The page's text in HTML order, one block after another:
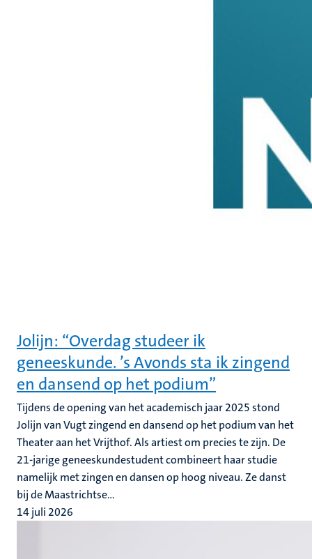
Jolijn: “Overdag studeer ik
geneeskunde. ’s Avonds sta ik zingend
en dansend op het podium”
Tijdens de opening van het academisch jaar 2025 stond
Jolijn van Vugt zingend en dansend op het podium van het
Theater aan het Vrijthof. Als artiest om precies te zijn. De
21-jarige geneeskundestudent combineert haar studie
namelijk met zingen en dansen op hoog niveau. Ze danst
bij de Maastrichtse...
14 juli 2026